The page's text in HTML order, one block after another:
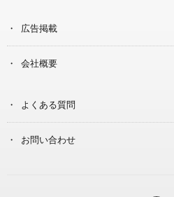
広告掲載
会社概要
よくある質問
お問い合わせ